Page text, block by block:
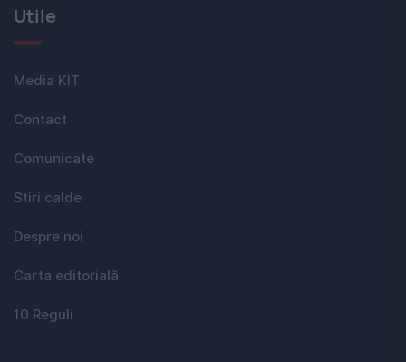
Utile
Media KIT
Contact
Comunicate
Stiri calde
Despre noi
Carta editorială
10 Reguli